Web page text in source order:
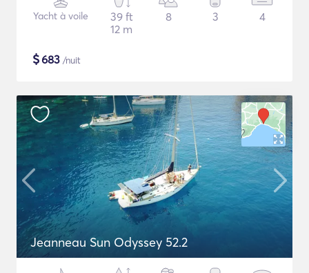
Yacht à voile
39 ft
12 m
8 3 4
$683 /nuit
Jeanneau Sun Odyssey 52.2